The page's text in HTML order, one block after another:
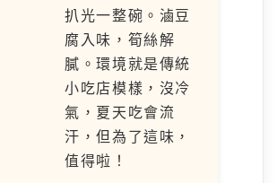
扒光一整碗。滷豆
腐入味，筍絲解
膩。環境就是傳統
小吃店模樣，沒冷
氣，夏天吃會流
汗，但為了這味，
值得啦！